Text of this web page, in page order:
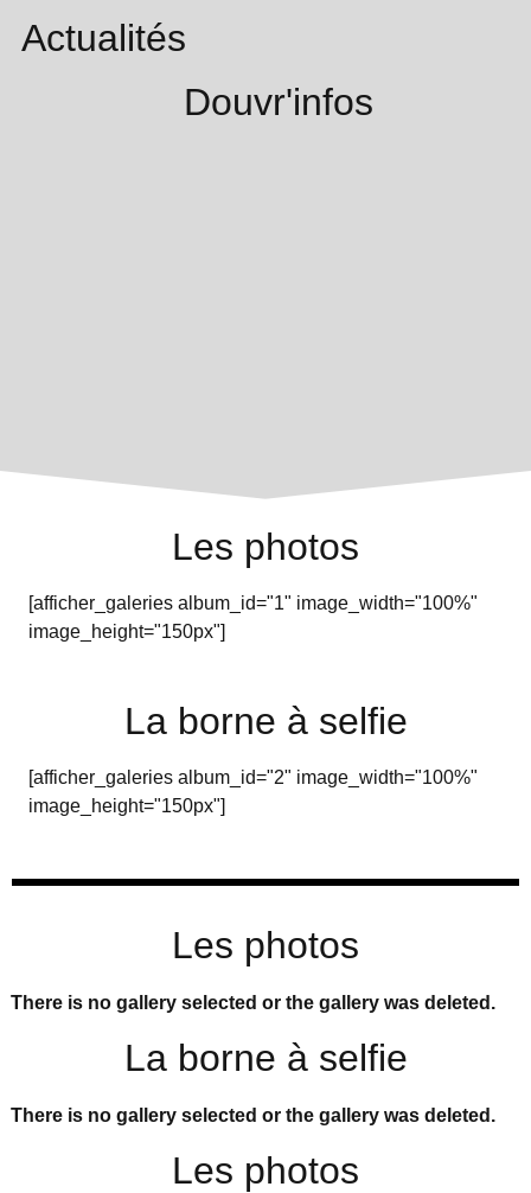
Actualités
Douvr'infos
Les photos
[afficher_galeries album_id="1" image_width="100%"
image_height="150px"]
La borne à selfie
[afficher_galeries album_id="2" image_width="100%"
image_height="150px"]
Les photos
There is no gallery selected or the gallery was deleted.
La borne à selfie
There is no gallery selected or the gallery was deleted.
Les photos